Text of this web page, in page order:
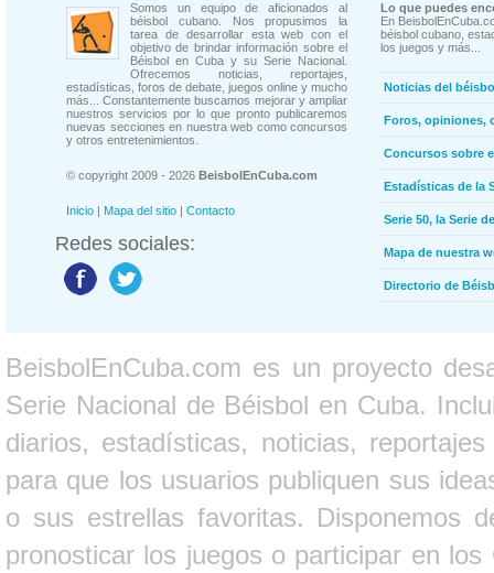
Somos un equipo de aficionados al
béisbol cubano. Nos propusimos la
tarea de desarrollar esta web con el
objetivo de brindar información sobre el
Béisbol en Cuba y su Serie Nacional.
Ofrecemos noticias, reportajes,
estadísticas, foros de debate, juegos online y mucho
más... Constantemente buscamos mejorar y ampliar
nuestros servicios por lo que pronto publicaremos
nuevas secciones en nuestra web como concursos
y otros entretenimientos.
© copyright 2009 - 2026 BeisbolEnCuba.com
Inicio | Mapa del sitio | Contacto
Redes sociales:
Lo que puedes
En
béisbol cubano,
los juegos y más...
Noticias del
Foros, opiniones,
Concursos sobre
Estadísticas de la
Serie 50, la Serie
Mapa de nuestra
Directorio de
BeisbolEnCuba.com es un proyecto
Serie Nacional de Béisbol en Cuba.
diarios, estadísticas, noticias,
para que los usuarios publiquen sus
o sus estrellas favoritas. Disponemos
pronosticar los juegos o participar en